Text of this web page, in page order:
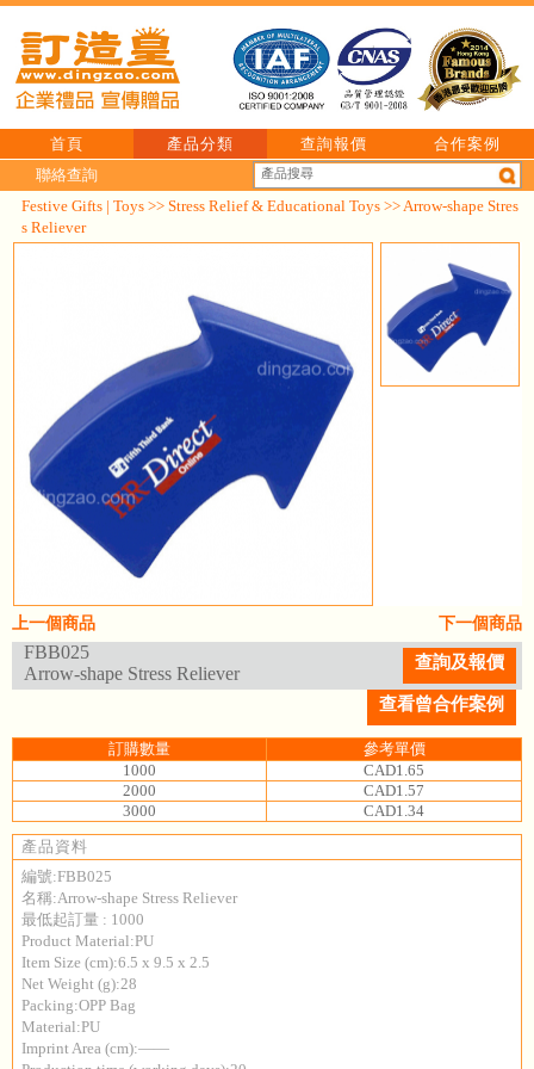
首頁 產品分類 查詢報價
合作案例
聯絡查詢
Festive Gifts | Toys >> Stress Relief & Educational Toys >> Arrow-shape Stres
s Reliever
下一個商品
上一個商品
FBB025
Arrow-shape Stress Reliever
查詢及報價
查看曾合作案例
訂購數量
參考單價
1000
CAD1.65
2000
CAD1.57
3000
CAD1.34
產品資料
編號:FBB025
名稱:Arrow-shape Stress Reliever
最低起訂量 : 1000
Product Material:PU
Item Size (cm):6.5 x 9.5 x 2.5
Net Weight (g):28
Packing:OPP Bag
Material:PU
Imprint Area (cm):——